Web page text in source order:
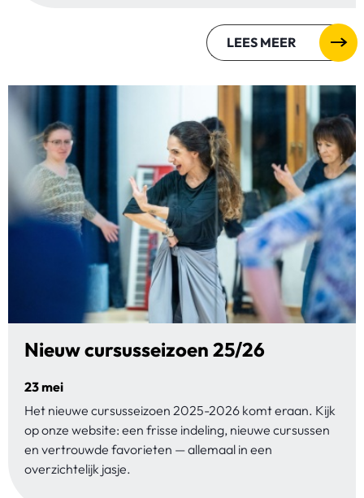
LEES MEER
Nieuw cursusseizoen 25/26
23 mei
Het nieuwe cursusseizoen 2025-2026 komt eraan. Kijk
op onze website: een frisse indeling, nieuwe cursussen
en vertrouwde favorieten — allemaal in een
overzichtelijk jasje.